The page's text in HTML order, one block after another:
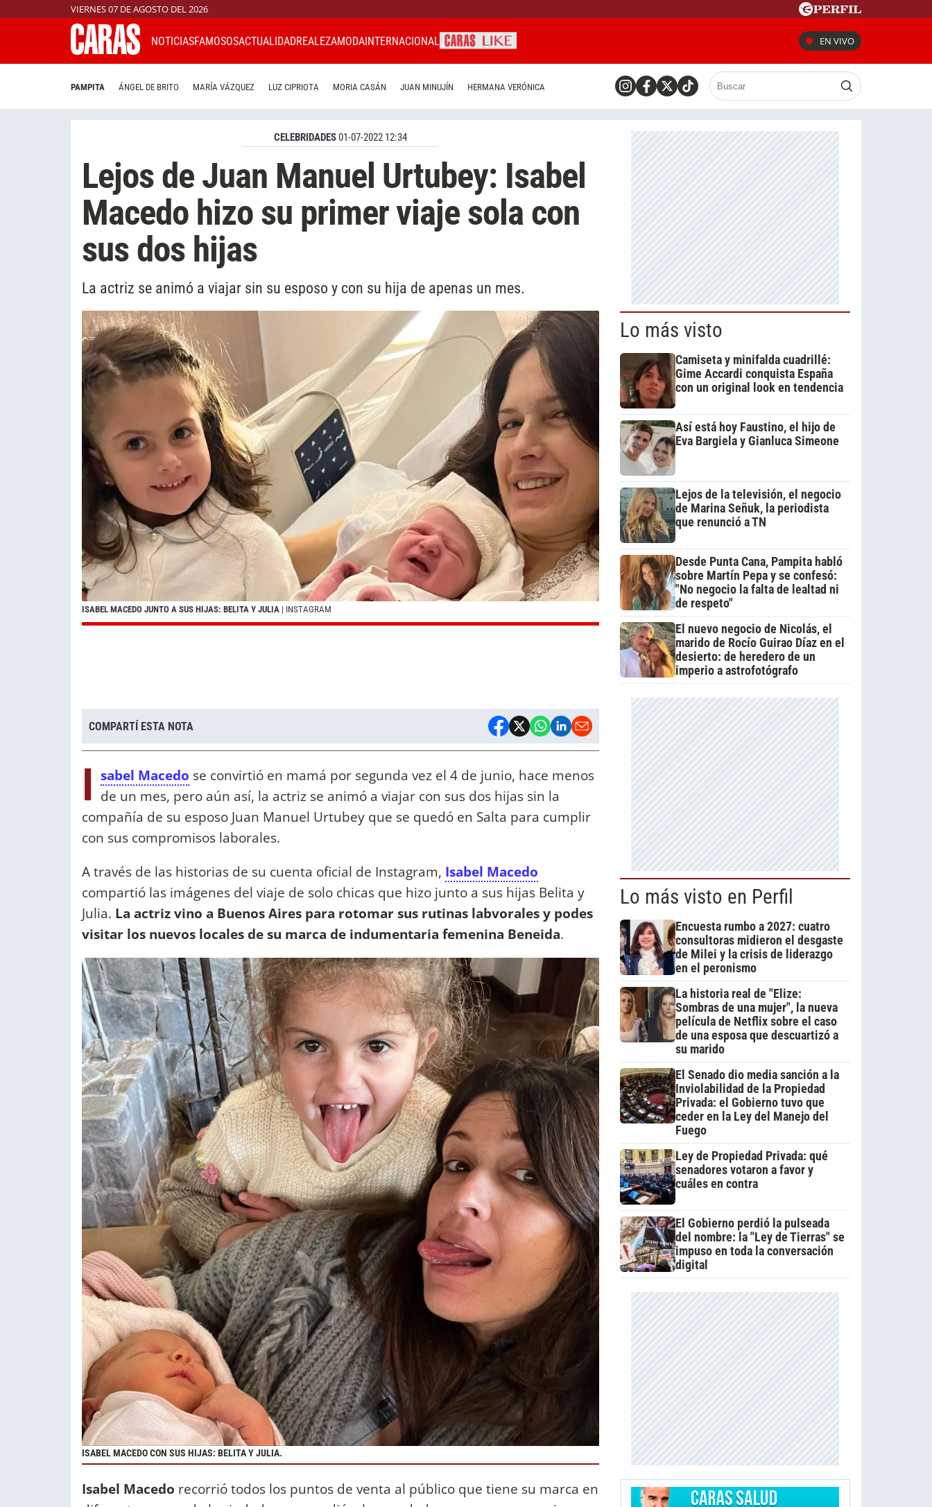
VIERNES 07 DE AGOSTO DEL 2026
NOTICIASFAMOSOSACTUALIDADREALEZAMODAINTERNACIONAL EN VIVO
PAMPITA ÁNGEL DE BRITO MARÍA VÁZQUEZ LUZ CIPRIOTA MORIA CASÁN JUAN MINUJÍN HERMANA VERÓNICA
CELEBRIDADES01-07-2022 12:34
Lejos de Juan Manuel Urtubey: Isabel
Macedo hizo su primer viaje sola con
sus dos hijas
La actriz se animó a viajar sin su esposo y con su hija de apenas un mes.
ISABEL MACEDO JUNTO A SUS HIJAS: BELITA Y JULIA | INSTAGRAM
COMPARTÍ ESTA NOTA
I sabel Macedo se convirtió en mamá por segunda vez el 4 de junio, hace menos
de un mes, pero aún así, la actriz se animó a viajar con sus dos hijas sin la
compañía de su esposo Juan Manuel Urtubey que se quedó en Salta para cumplir
con sus compromisos laborales.
A través de las historias de su cuenta oficial de Instagram, Isabel Macedo
compartió las imágenes del viaje de solo chicas que hizo junto a sus hijas Belita y
Julia. La actriz vino a Buenos Aires para rotomar sus rutinas labvorales y podes
visitar los nuevos locales de su marca de indumentaria femenina Beneida.
ISABEL MACEDO CON SUS HIJAS: BELITA Y JULIA.
Isabel Macedo recorrió todos los puntos de venta al público que tiene su marca en
Lo más visto
Camiseta y minifalda cuadrillé:
Gime Accardi conquista España
con un original look en tendencia
Así está hoy Faustino, el hijo de
Eva Bargiela y Gianluca Simeone
Lejos de la televisión, el negocio
de Marina Señuk, la periodista
que renunció a TN
Desde Punta Cana, Pampita habló
sobre Martín Pepa y se confesó:
"No negocio la falta de lealtad ni
de respeto"
El nuevo negocio de Nicolás, el
marido de Rocío Guirao Díaz en el
desierto: de heredero de un
imperio a astrofotógrafo
Lo más visto en Perfil
Encuesta rumbo a 2027: cuatro
consultoras midieron el desgaste
de Milei y la crisis de liderazgo
en el peronismo
La historia real de "Elize:
Sombras de una mujer", la nueva
película de Netflix sobre el caso
de una esposa que descuartizó a
su marido
El Senado dio media sanción a la
Inviolabilidad de la Propiedad
Privada: el Gobierno tuvo que
ceder en la Ley del Manejo del
Fuego
Ley de Propiedad Privada: qué
senadores votaron a favor y
cuáles en contra
El Gobierno perdió la pulseada
del nombre: la "Ley de Tierras" se
impuso en toda la conversación
digital